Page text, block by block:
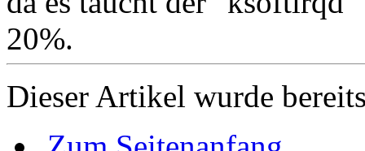
20%.
Dieser Artikel wurde